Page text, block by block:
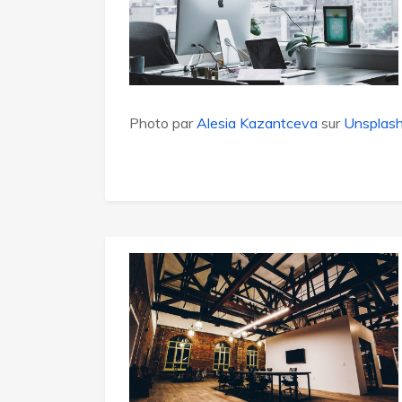
Photo parAlesia Kazantceva sur